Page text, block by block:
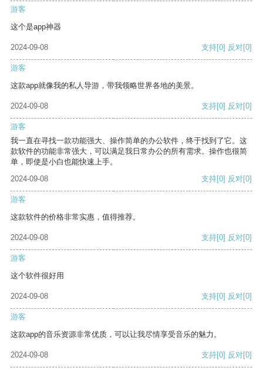
游客
这个是app神器
2024-09-08 支持[0] 反对[0]
游客
这款app就像我的私人导游，带我领略世界各地的美景。
2024-09-08 支持[0] 反对[0]
游客
我一直在寻找一款功能强大、操作简单的办公软件，终于找到了它。这
款软件的功能非常强大，可以满足我日常办公的所有需求。操作也很简
单，即使是小白也能快速上手。
2024-09-08
支持[0] 反对[0]
游客
这款软件的价格非常实惠，值得推荐。
2024-09-08 支持[0] 反对[0]
游客
这个软件很好用
2024-09-08 支持[0] 反对[0]
游客
这款app的音乐资源非常优质，可以让我尽情享受音乐的魅力。
2024-09-08 支持[0] 反对[0]